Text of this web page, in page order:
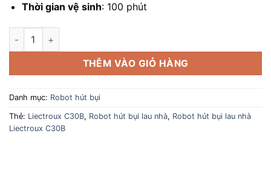
Thời gian vệ sinh: 100 phút
Robot hút bụi lau nhà Liectroux C30B số lượng
THÊM VÀO GIỎ HÀNG
Danh mục: Robot hút bụi
Thẻ: Liectroux C30B, Robot hút bụi lau nhà, Robot hút bụi lau nhà
Liectroux C30B